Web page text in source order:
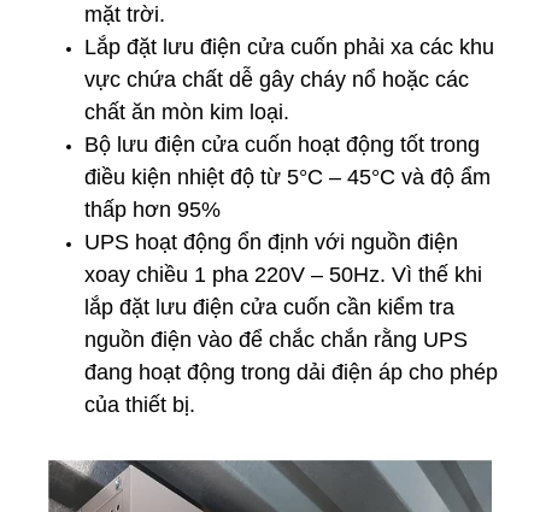
mặt trời.
Lắp đặt lưu điện cửa cuốn phải xa các khu
vực chứa chất dễ gây cháy nổ hoặc các
chất ăn mòn kim loại.
Bộ lưu điện cửa cuốn hoạt động tốt trong
điều kiện nhiệt độ từ 5°C – 45°C và độ ẩm
thấp hơn 95%
UPS hoạt động ổn định với nguồn điện
xoay chiều 1 pha 220V – 50Hz. Vì thế khi
lắp đặt lưu điện cửa cuốn cần kiểm tra
nguồn điện vào để chắc chắn rằng UPS
đang hoạt động trong dải điện áp cho phép
của thiết bị.